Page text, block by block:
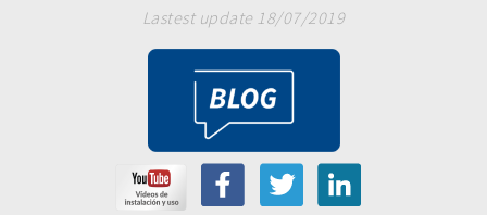
Lastest update 18/07/2019